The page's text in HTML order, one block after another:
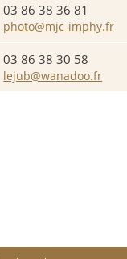
03 86 38 36 81
photo@mjc-imphy.fr
03 86 38 30 58
lejub@wanadoo.fr